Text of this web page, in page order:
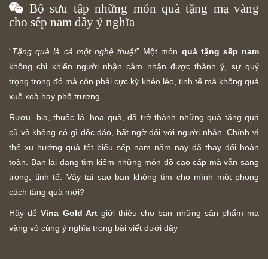
Bộ sưu tập những món quà tặng mạ vàng
cho sếp nam đầy ý nghĩa
“Tặng quà là cả một nghệ thuật” Một món quà tặng sếp nam
không chỉ khiến người nhận cảm nhận được thành ý, sự quý
trọng trong đó mà còn phải cực kỳ khéo léo, tinh tế mà không quá
xuề xoà hay phô trương.
Rượu, bia, thuốc lá, hoa quả, đã trở thành những quà tặng quá
cũ và không có gì độc đáo, bất ngờ đối với người nhận. Chính vì
thế xu hướng quà tết biếu sếp nam năm nay đã thay đổi hoàn
toàn. Bạn lại đang tìm kiếm những món đồ cao cấp mà vẫn sang
trọng, tinh tế. Vậy tại sao bạn không tìm cho mình một phong
cách tặng quà mới?
Hãy đểVina Gold Artgiới thiệu cho bạn những sản phẩm mạ
vàng vô cùng ý nghĩa trong bài viết đưới đây